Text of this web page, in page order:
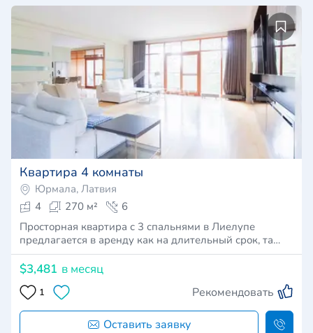
Квартира 4 комнаты
Юрмала, Латвия
4
270 м²
6
Просторная квартира с 3 спальнями в Лиелупе
предлагается в аренду как на длительный срок, та…
$3,481 в месяц
1 Рекомендовать
Оставить заявку